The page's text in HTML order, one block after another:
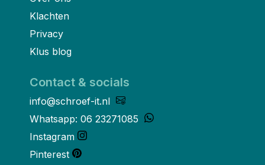
Klachten
Privacy
Klus blog
Contact & socials
info@schroef-it.nl
Whatsapp: 06 23271085
Instagram
Pinterest